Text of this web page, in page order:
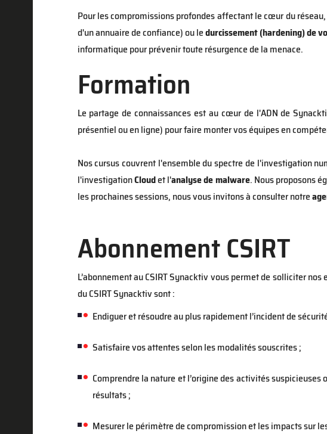
Pour les compromissions profondes affectant le cœur du
d'un annuaire de confiance) ou ledurcissement (hardening) de
informatique pour prévenir toute résurgence de la menace.
Formation
Le partage de connaissances est au cœur de l'ADN de
présentiel ou en ligne) pour faire monter vos équipes en
Nos cursus couvrent l'ensemble du spectre de l'investigation
l'investigationCloudet l'analyse de malware. Nous proposons
les prochaines sessions, nous vous invitons à consulter notre
Abonnement CSIRT
L’abonnement au CSIRT Synacktiv vous permet de solliciter
du CSIRT Synacktiv sont :
Endiguer et résoudre au plus rapidement l’incident de
Satisfaire vos attentes selon les modalités souscrites ;
Comprendre la nature et l’origine des activités
résultats ;
Mesurer le périmètre de compromission et les impacts sur